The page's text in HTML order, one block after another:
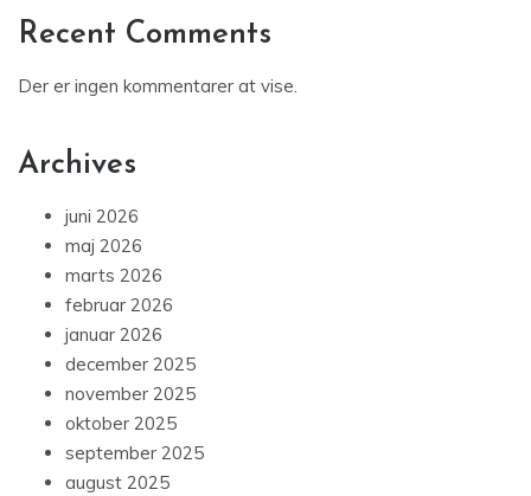
Recent Comments
Der er ingen kommentarer at vise.
Archives
juni 2026
maj 2026
marts 2026
februar 2026
januar 2026
december 2025
november 2025
oktober 2025
september 2025
august 2025